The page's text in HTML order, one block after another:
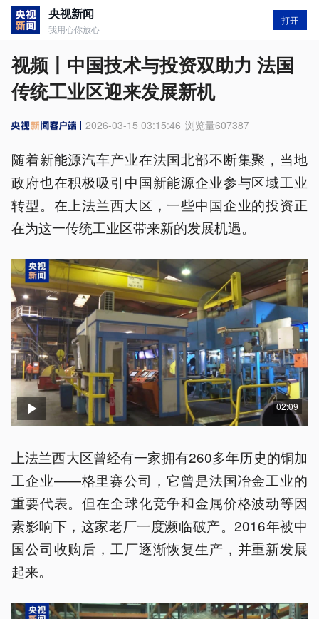
央视新闻
我用心你放心
打开
视频丨中国技术与投资双助力 法国
传统工业区迎来发展新机
2026-03-15 03:15:46 浏览量607387
随着新能源汽车产业在法国北部不断集聚，当地
政府也在积极吸引中国新能源企业参与区域工业
转型。在上法兰西大区，一些中国企业的投资正
在为这一传统工业区带来新的发展机遇。
02:09
上法兰西大区曾经有一家拥有260多年历史的铜加
工企业——格里赛公司，它曾是法国冶金工业的
重要代表。但在全球化竞争和金属价格波动等因
素影响下，这家老厂一度濒临破产。2016年被中
国公司收购后，工厂逐渐恢复生产，并重新发展
起来。